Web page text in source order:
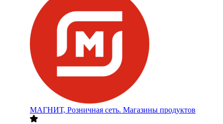
МАГНИТ, Розничная сеть. Магазины продуктов